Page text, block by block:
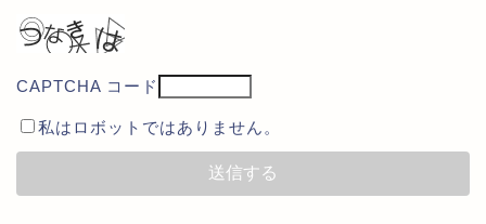
CAPTCHA コード
私はロボットではありません。